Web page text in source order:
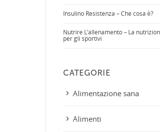
Insulino Resistenza – Che cosa è?
Nutrire L’allenamento – La nutrizione giusta
per gli sportivi
CATEGORIE
Alimentazione sana
Alimenti